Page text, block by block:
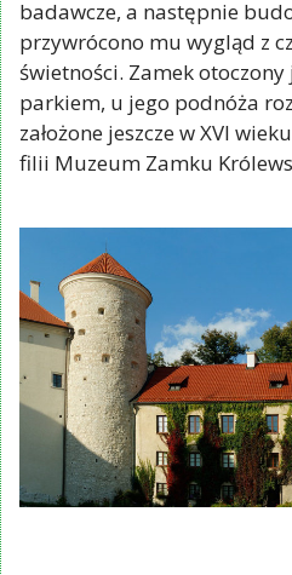
badawcze, a następnie
przywrócono mu wygląd z
świetności. Zamek
parkiem, u jego podnóża
założone jeszcze w XVI
filii Muzeum Zamku